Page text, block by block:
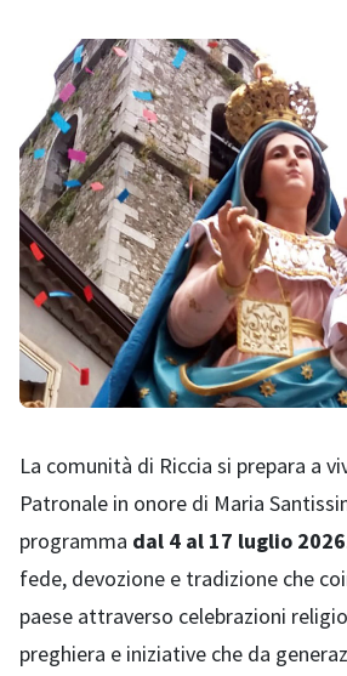
La comunità di Riccia si prepara a
Patronale in onore di Maria
programma dal 4 al 17 luglio 2026
fede, devozione e tradizione che
paese attraverso celebrazioni
preghiera e iniziative che da